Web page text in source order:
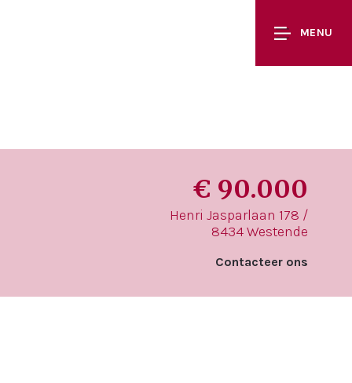
MENU
€ 90.000
Henri Jasparlaan 178 /
8434 Westende
Contacteer ons